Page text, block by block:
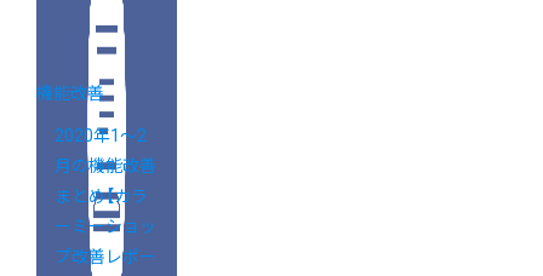
機能改善
2020年1～2
月の機能改善
まとめ【カラ
ーミーショッ
プ改善レポー